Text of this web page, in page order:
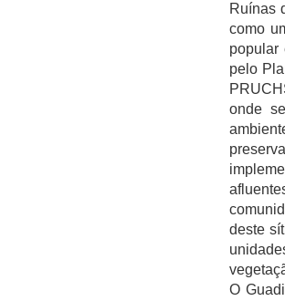
Ruínas
como
popular
pelo
onde
deste
O